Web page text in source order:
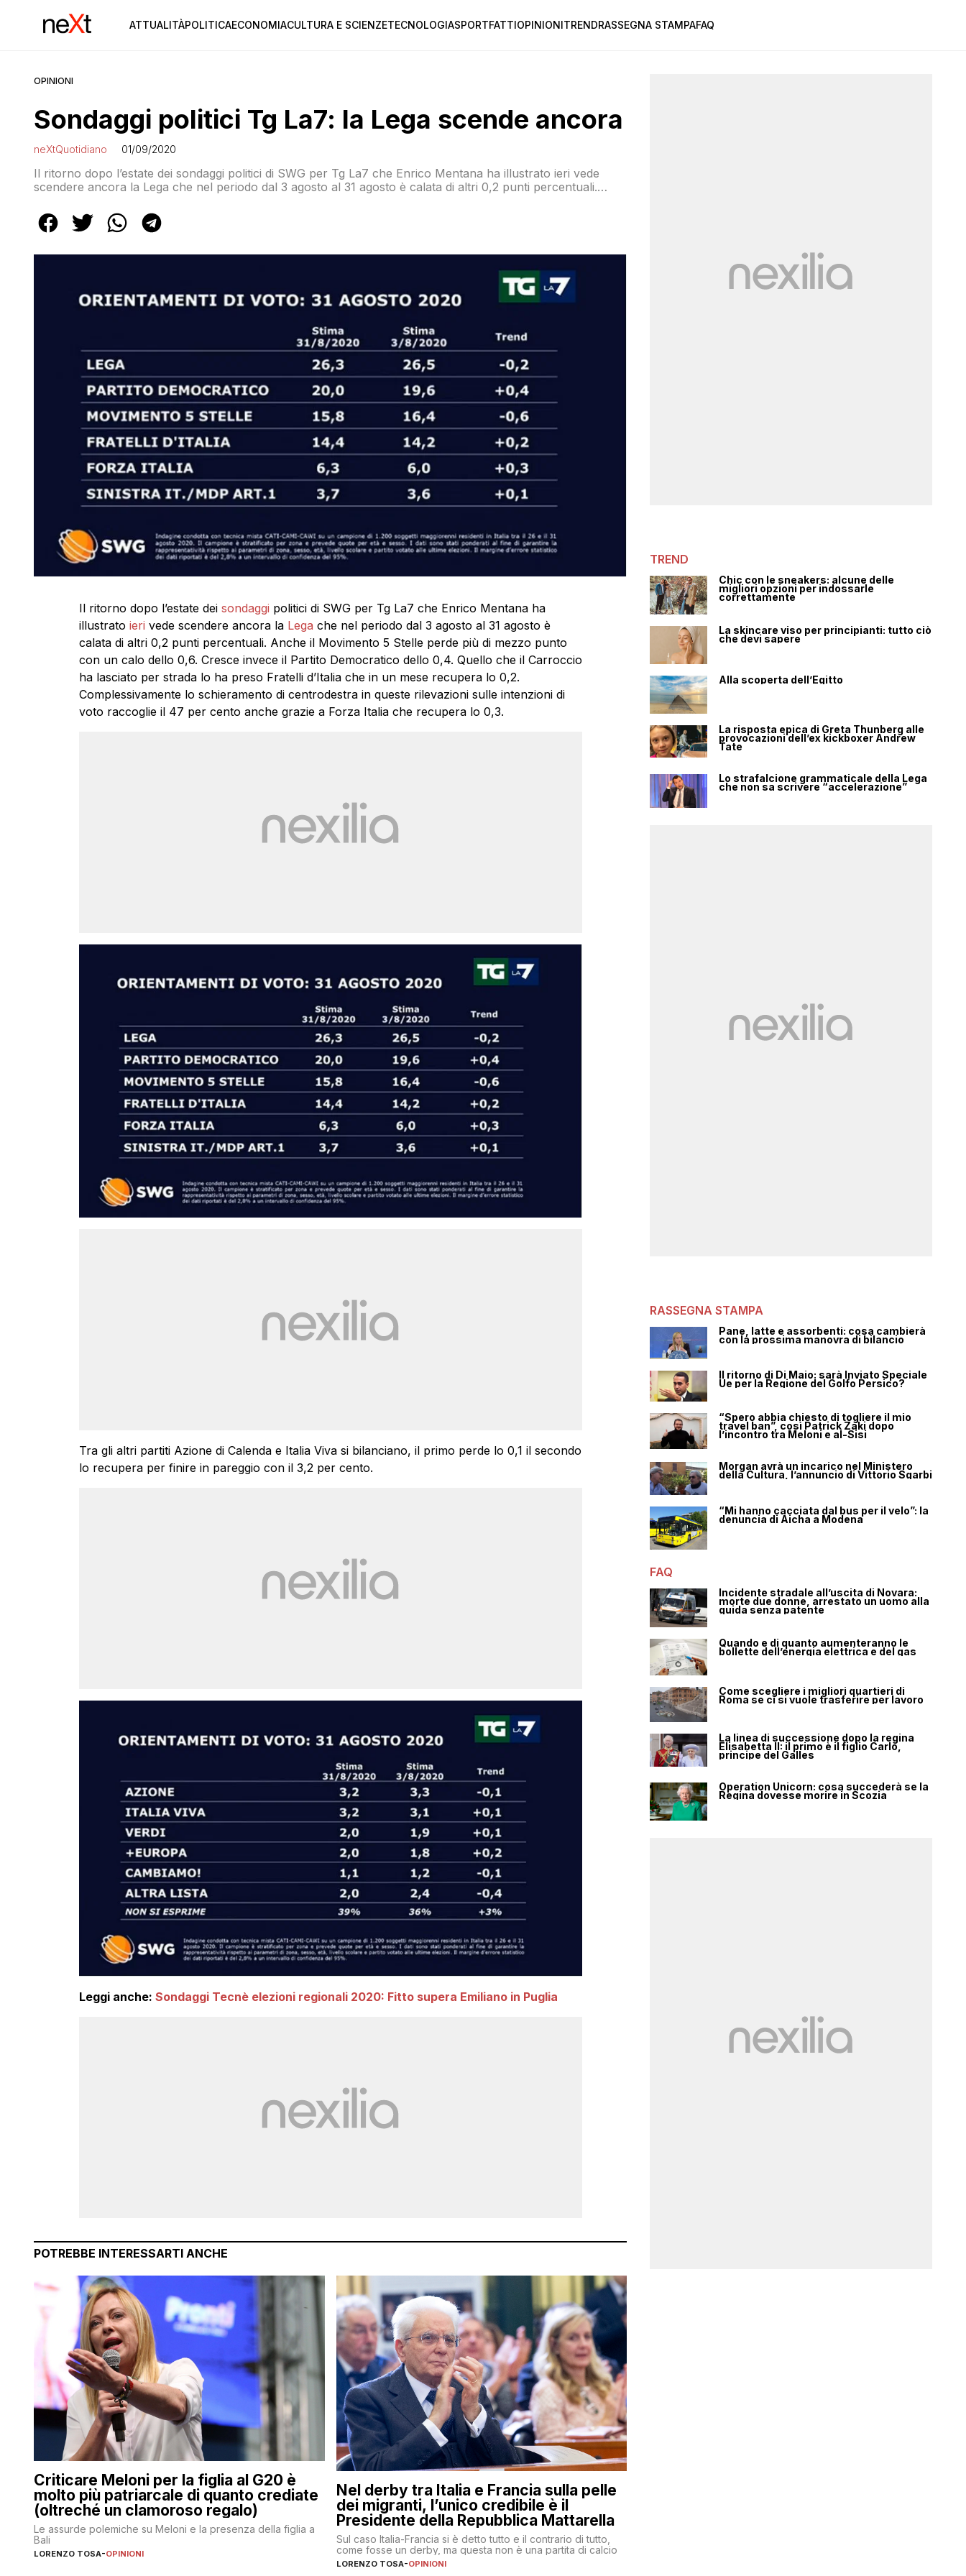
ATTUALITÀPOLITICAECONOMIACULTURA E SCIENZETECNOLOGIASPORTFATTIOPINIONITRENDRASSEGNA STAMPAFAQ
OPINIONI
Sondaggi politici Tg La7: la Lega scende ancora
neXtQuotidiano 01/09/2020
Il ritorno dopo l’estate dei sondaggi politici di SWG per Tg La7 che Enrico Mentana ha illustrato ieri vede
scendere ancora la Lega che nel periodo dal 3 agosto al 31 agosto è calata di altri 0,2 punti percentuali.
Il ritorno dopo l’estate dei sondaggi politici di SWG per Tg La7 che Enrico Mentana ha
illustrato ieri vede scendere ancora la Lega che nel periodo dal 3 agosto al 31 agosto è
calata di altri 0,2 punti percentuali. Anche il Movimento 5 Stelle perde più di mezzo punto
con un calo dello 0,6. Cresce invece il Partito Democratico dello 0,4. Quello che il Carroccio
ha lasciato per strada lo ha preso Fratelli d’Italia che in un mese recupera lo 0,2.
Complessivamente lo schieramento di centrodestra in queste rilevazioni sulle intenzioni di
voto raccoglie il 47 per cento anche grazie a Forza Italia che recupera lo 0,3.
Tra gli altri partiti Azione di Calenda e Italia Viva si bilanciano, il primo perde lo 0,1 il secondo
lo recupera per finire in pareggio con il 3,2 per cento.
Leggi anche: Sondaggi Tecnè elezioni regionali 2020: Fitto supera Emiliano in Puglia
POTREBBE INTERESSARTI ANCHE
Criticare Meloni per la figlia al G20 è
molto più patriarcale di quanto crediate
(oltreché un clamoroso regalo)
Le assurde polemiche su Meloni e la presenza della figlia a
Bali
LORENZO TOSA-OPINIONI
Nel derby tra Italia e Francia sulla pelle
dei migranti, l’unico credibile è il
Presidente della Repubblica Mattarella
Sul caso Italia-Francia si è detto tutto e il contrario di tutto,
come fosse un derby, ma questa non è una partita di calcio
LORENZO TOSA-OPINIONI
TREND
Chic con le sneakers: alcune delle
migliori opzioni per indossarle
correttamente
La skincare viso per principianti: tutto ciò
che devi sapere
Alla scoperta dell’Egitto
La risposta epica di Greta Thunberg alle
provocazioni dell’ex kickboxer Andrew
Tate
Lo strafalcione grammaticale della Lega
che non sa scrivere “accelerazione”
RASSEGNA STAMPA
Pane, latte e assorbenti: cosa cambierà
con la prossima manovra di bilancio
Il ritorno di Di Maio: sarà Inviato Speciale
Ue per la Regione del Golfo Persico?
“Spero abbia chiesto di togliere il mio
travel ban”, così Patrick Zaki dopo
l’incontro tra Meloni e al-Sisi
Morgan avrà un incarico nel Ministero
della Cultura, l’annuncio di Vittorio Sgarbi
“Mi hanno cacciata dal bus per il velo”: la
denuncia di Aicha a Modena
FAQ
Incidente stradale all’uscita di Novara:
morte due donne, arrestato un uomo alla
guida senza patente
Quando e di quanto aumenteranno le
bollette dell’energia elettrica e del gas
Come scegliere i migliori quartieri di
Roma se ci si vuole trasferire per lavoro
La linea di successione dopo la regina
Elisabetta II: il primo è il figlio Carlo,
principe del Galles
Operation Unicorn: cosa succederà se la
Regina dovesse morire in Scozia